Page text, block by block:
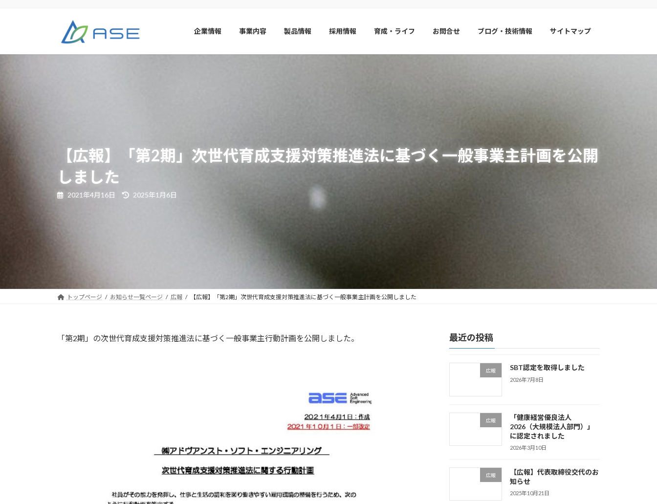
ツ
シ
企業情報 事業内容 製品情報 採用情報 育成・ライフ お問合せ ブログ・技術情報 サイトマップ
【広報】「第2期」次世代育成支援対策推進法に基づく一般事業主計画を公開
しました
2021年4月16日
最
2025年1月6日
トップページ お知らせ一覧ページ 広報 【広報】「第2期」次世代育成支援対策推進法に基づく一般事業主計画を公開しました
「第2期」の次世代育成支援対策推進法に基づく一般事業主行動計画を公開しました。 最近の投稿
広報 SBT認定を取得しました
2026年7月8日
広報
「健康経営優良法人
2026（大規模法人部門）」
に認定されました
2026年3月10日
広報
【広報】代表取締役交代のお
知らせ
2025年10月21日